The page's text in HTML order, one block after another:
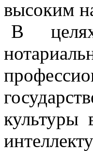
высоким
В
культуры